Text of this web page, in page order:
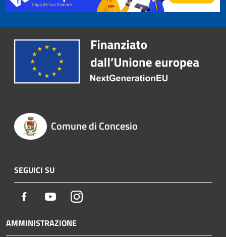
Comune di Concesio
SEGUICI SU
Facebook YoutubeInstagram
AMMINISTRAZIONE